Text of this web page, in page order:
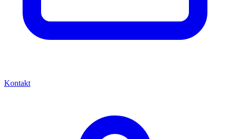
Kontakt